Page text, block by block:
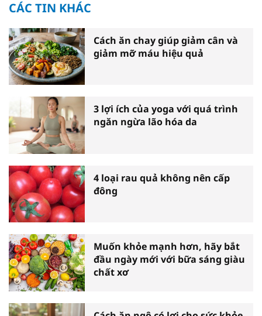
CÁC TIN KHÁC
Cách ăn chay giúp giảm cân và
giảm mỡ máu hiệu quả
3 lợi ích của yoga với quá trình
ngăn ngừa lão hóa da
4 loại rau quả không nên cấp
đông
Muốn khỏe mạnh hơn, hãy bắt
đầu ngày mới với bữa sáng giàu
chất xơ